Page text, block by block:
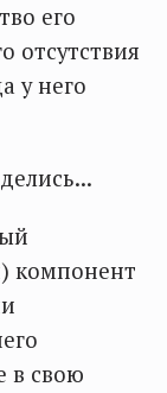
его
отсутствия
у него
компонент
в свою